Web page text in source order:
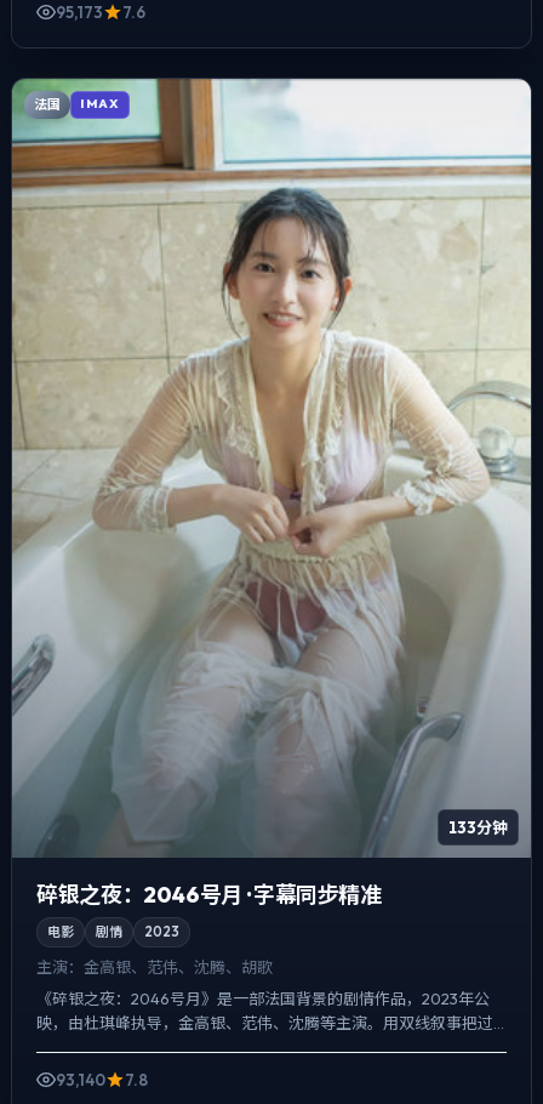
95,173
7.6
法国 IMAX
133分钟
碎银之夜：2046号月 · 字幕同步精准
电影 剧情 2023
主演： 金高银、范伟、沈腾、胡歌
《碎银之夜：2046号月》是一部法国背景的剧情作品，2023年公
映，由杜琪峰执导，金高银、范伟、沈腾等主演。用双线叙事把过
去与现在拧成一股绳，一场意外成为切口，牵出家庭、职场与...
93,140
7.8